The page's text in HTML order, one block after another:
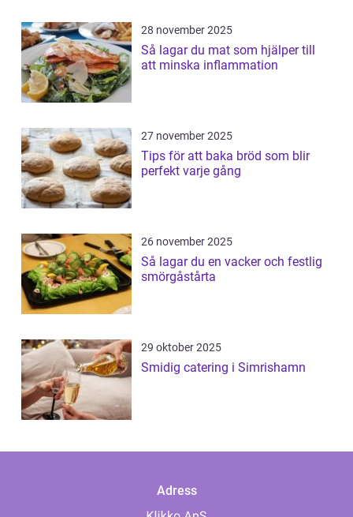
28 november 2025
Så lagar du mat som hjälper till
att minska inflammation
27 november 2025
Tips för att baka bröd som blir
perfekt varje gång
26 november 2025
Så lagar du en vacker och festlig
smörgåstårta
29 oktober 2025
Smidig catering i Simrishamn
Adress